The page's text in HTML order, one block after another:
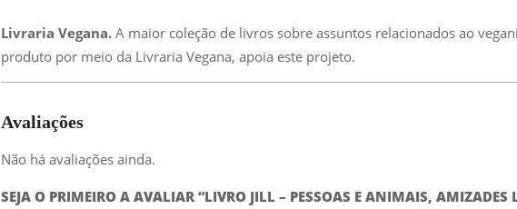
Livraria Vegana.A maior coleção de livros sobre assuntos relacionados ao
produto por meio da Livraria Vegana, apoia este projeto.
Avaliações
Não há avaliações ainda.
SEJA O PRIMEIRO A AVALIAR “LIVRO JILL – PESSOAS E ANIMAIS,